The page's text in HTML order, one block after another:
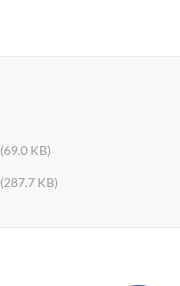
(69.0 KB)
(287.7 KB)